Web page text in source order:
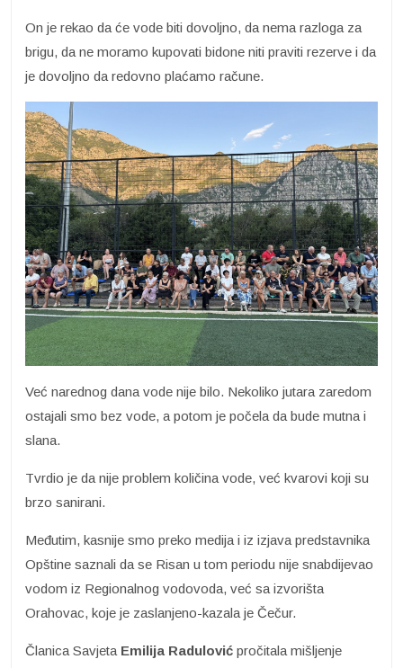
On je rekao da će vode biti dovoljno, da nema razloga za
brigu, da ne moramo kupovati bidone niti praviti rezerve i da
je dovoljno da redovno plaćamo račune.
Već narednog dana vode nije bilo. Nekoliko jutara zaredom
ostajali smo bez vode, a potom je počela da bude mutna i
slana.
Tvrdio je da nije problem količina vode, već kvarovi koji su
brzo sanirani.
Međutim, kasnije smo preko medija i iz izjava predstavnika
Opštine saznali da se Risan u tom periodu nije snabdijevao
vodom iz Regionalnog vodovoda, već sa izvorišta
Orahovac, koje je zaslanjeno-kazala je Čečur.
Članica Savjeta Emilija Radulović pročitala mišljenje